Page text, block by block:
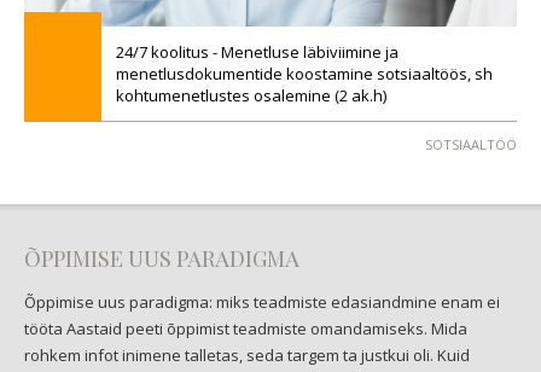
24/7 koolitus - Menetluse läbiviimine ja
menetlusdokumentide koostamine sotsiaaltöös, sh
kohtumenetlustes osalemine (2 ak.h)
SOTSIAALTÖÖ
ÕPPIMISE UUS PARADIGMA
Õppimise uus paradigma: miks teadmiste edasiandmine enam ei
tööta Aastaid peeti õppimist teadmiste omandamiseks. Mida
rohkem infot inimene talletas, seda targem ta justkui oli. Kuid